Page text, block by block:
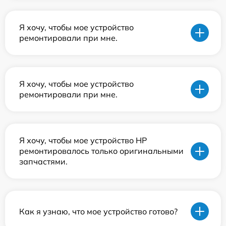
Я хочу, чтобы мое устройство
ремонтировали при мне.
Я хочу, чтобы мое устройство
ремонтировали при мне.
Я хочу, чтобы мое устройство HP
ремонтировалось только оригинальными
запчастями.
Как я узнаю, что мое устройство готово?